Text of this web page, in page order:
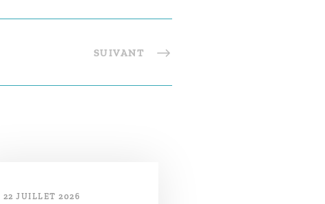
SUIVANT
22 JUILLET 2026